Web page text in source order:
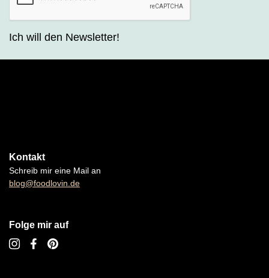
Ich will den Newsletter!
Kontakt
Schreib mir eine Mail an
blog@foodlovin.de
Folge mir auf